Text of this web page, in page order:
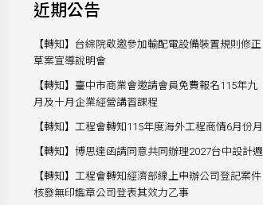
近期公告
【轉知】台綜院敬邀參加輸配電設備裝置規則修正
草案宣導說明會
【轉知】臺中市商業會邀請會員免費報名115年九
月及十月企業經營講習課程
【轉知】工程會轉知115年度海外工程商情6月份月
【轉知】博思達函請同意共同辦理2027台中設計週
【轉知】工程會轉知經濟部線上申辦公司登記案件
核發無印鑑章公司登表其效力乙事